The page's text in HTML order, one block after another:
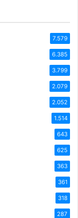
7.579
6.385
3.799
2.079
2.052
1.514
643
625
363
361
318
287